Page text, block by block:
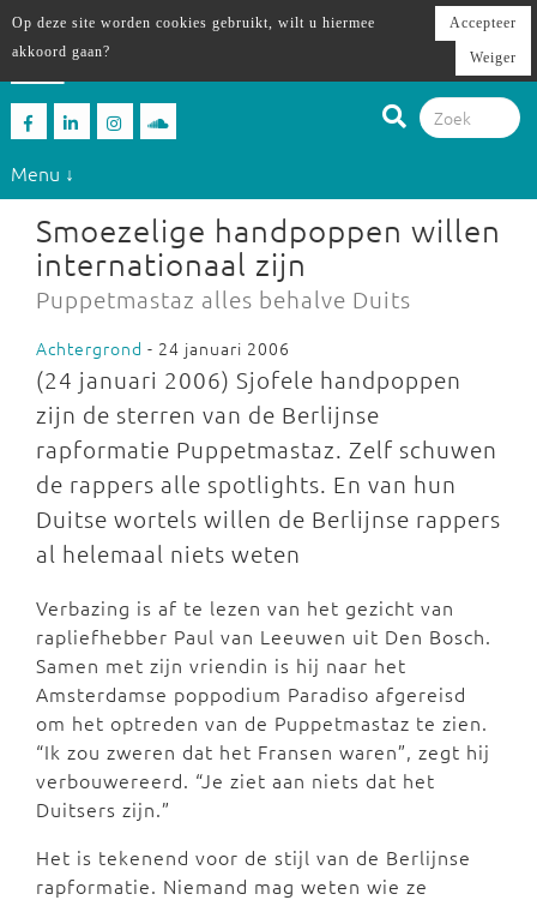
Menu ↓
Smoezelige handpoppen willen
internationaal zijn
Puppetmastaz alles behalve Duits
Achtergrond - 24 januari 2006
(24 januari 2006) Sjofele handpoppen
zijn de sterren van de Berlijnse
rapformatie Puppetmastaz. Zelf schuwen
de rappers alle spotlights. En van hun
Duitse wortels willen de Berlijnse rappers
al helemaal niets weten
Verbazing is af te lezen van het gezicht van
rapliefhebber Paul van Leeuwen uit Den Bosch.
Samen met zijn vriendin is hij naar het
Amsterdamse poppodium Paradiso afgereisd
om het optreden van de Puppetmastaz te zien.
“Ik zou zweren dat het Fransen waren”, zegt hij
verbouwereerd. “Je ziet aan niets dat het
Duitsers zijn.”
Het is tekenend voor de stijl van de Berlijnse
rapformatie. Niemand mag weten wie ze
Op deze site worden cookies gebruikt, wilt u hiermee
akkoord gaan?
Accepteer
Weiger